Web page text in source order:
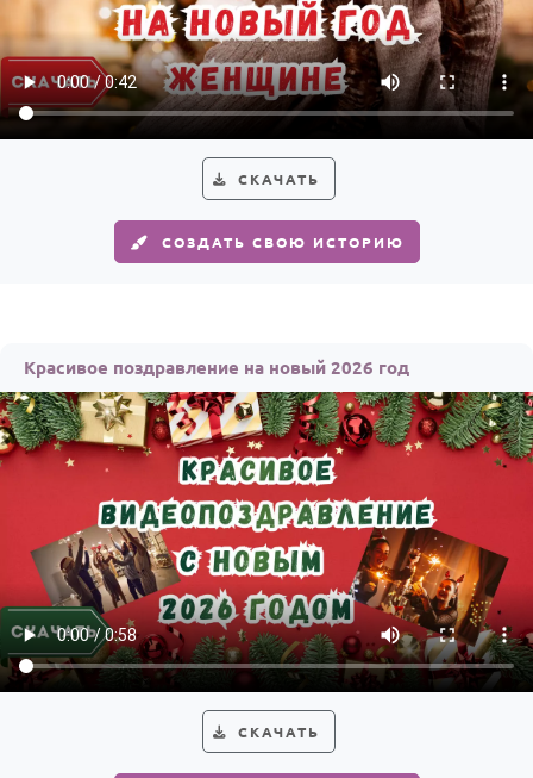
СКАЧАТЬ
СОЗДАТЬ СВОЮ ИСТОРИЮ
Красивое поздравление на новый 2026 год
СКАЧАТЬ